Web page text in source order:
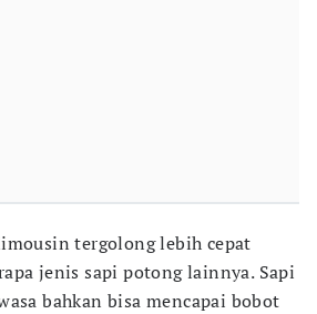
tergolong lebih cepat
jenis sapi potong lainnya. Sapi
bahkan bisa mencapai bobot